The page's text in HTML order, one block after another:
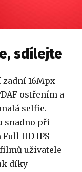
sdílejte
16Mpx
ostřením a
selfie.
snadno při
HD IPS
uživatele
díky